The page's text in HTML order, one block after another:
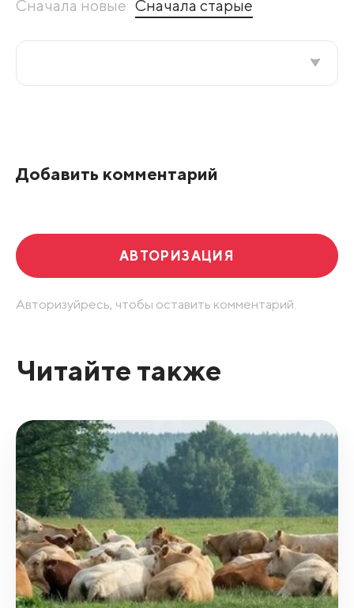
Сначала новые Сначала старые
Добавить комментарий
АВТОРИЗАЦИЯ
Авторизуйресь, чтобы оставить комментарий.
Читайте также